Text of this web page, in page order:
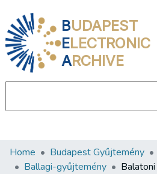
BUDAPEST
ELECTRONIC
ARCHIVE
Communities & Collections
Home Budapest Gyűjtemény
Ballagi-gyűjtemény